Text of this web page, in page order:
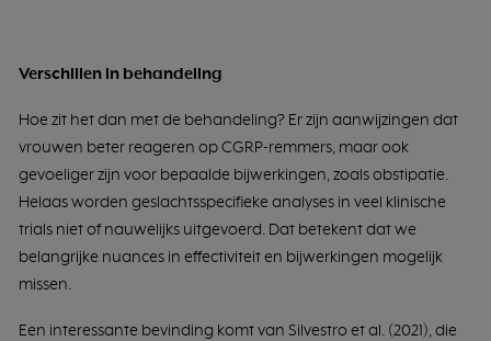
Verschillen in behandeling
Hoe zit het dan met de behandeling? Er zijn aanwijzingen dat
vrouwen beter reageren op CGRP-remmers, maar ook
gevoeliger zijn voor bepaalde bijwerkingen, zoals obstipatie.
Helaas worden geslachtsspecifieke analyses in veel klinische
trials niet of nauwelijks uitgevoerd. Dat betekent dat we
belangrijke nuances in effectiviteit en bijwerkingen mogelijk
missen.
Een interessante bevinding komt van Silvestro et al. (2021), die